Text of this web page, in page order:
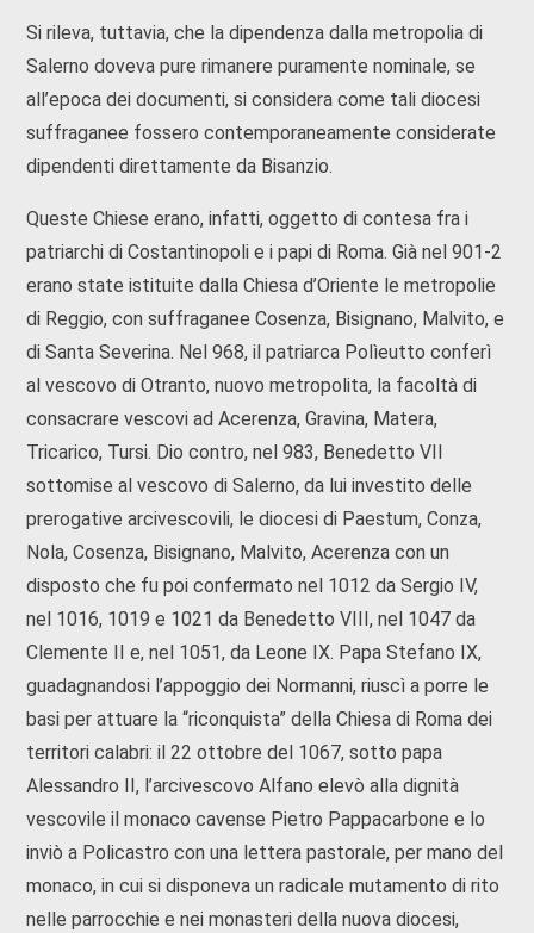
Si rileva, tuttavia, che la dipendenza dalla metropolia di
Salerno doveva pure rimanere puramente nominale, se
all’epoca dei documenti, si considera come tali diocesi
suffraganee fossero contemporaneamente considerate
dipendenti direttamente da Bisanzio.
Queste Chiese erano, infatti, oggetto di contesa fra i
patriarchi di Costantinopoli e i papi di Roma. Già nel 901-2
erano state istituite dalla Chiesa d’Oriente le metropolie
di Reggio, con suffraganee Cosenza, Bisignano, Malvito, e
di Santa Severina. Nel 968, il patriarca Polìeutto conferì
al vescovo di Otranto, nuovo metropolita, la facoltà di
consacrare vescovi ad Acerenza, Gravina, Matera,
Tricarico, Tursi. Dio contro, nel 983, Benedetto VII
sottomise al vescovo di Salerno, da lui investito delle
prerogative arcivescovili, le diocesi di Paestum, Conza,
Nola, Cosenza, Bisignano, Malvito, Acerenza con un
disposto che fu poi confermato nel 1012 da Sergio IV,
nel 1016, 1019 e 1021 da Benedetto VIII, nel 1047 da
Clemente II e, nel 1051, da Leone IX. Papa Stefano IX,
guadagnandosi l’appoggio dei Normanni, riuscì a porre le
basi per attuare la “riconquista” della Chiesa di Roma dei
territori calabri: il 22 ottobre del 1067, sotto papa
Alessandro II, l’arcivescovo Alfano elevò alla dignità
vescovile il monaco cavense Pietro Pappacarbone e lo
inviò a Policastro con una lettera pastorale, per mano del
monaco, in cui si disponeva un radicale mutamento di rito
nelle parrocchie e nei monaste­ri della nuova diocesi,